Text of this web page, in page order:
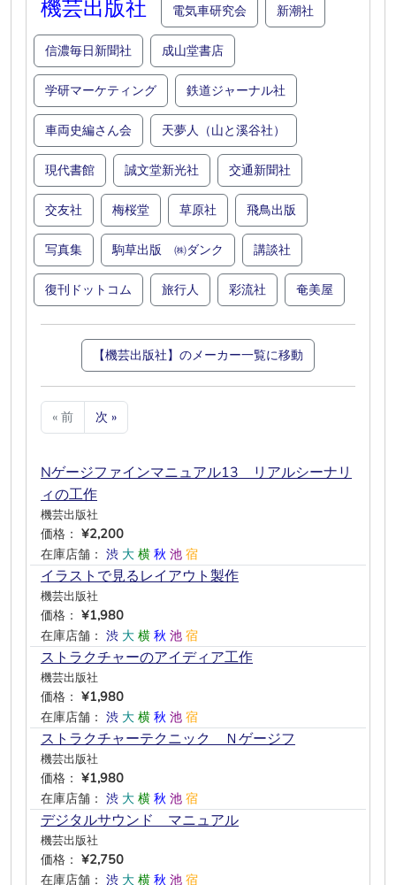
機芸出版社 電気車研究会 新潮社
信濃毎日新聞社 成山堂書店
学研マーケティング 鉄道ジャーナル社
車両史編さん会 天夢人（山と溪谷社）
現代書館 誠文堂新光社 交通新聞社
交友社 梅桜堂 草原社 飛鳥出版
写真集 駒草出版 ㈱ダンク 講談社
復刊ドットコム 旅行人 彩流社 奄美屋
【機芸出版社】のメーカー一覧に移動
« 前 次 »
Nゲージファインマニュアル13 リアルシーナリ
ィの工作
機芸出版社
価格： ¥2,200
在庫店舗： 渋 大 横 秋 池 宿
イラストで見るレイアウト製作
機芸出版社
価格： ¥1,980
在庫店舗： 渋 大 横 秋 池 宿
ストラクチャーのアイディア工作
機芸出版社
価格： ¥1,980
在庫店舗： 渋 大 横 秋 池 宿
ストラクチャーテクニック Ｎゲージフ
機芸出版社
価格： ¥1,980
在庫店舗： 渋 大 横 秋 池 宿
デジタルサウンド マニュアル
機芸出版社
価格： ¥2,750
在庫店舗： 渋 大 横 秋 池 宿